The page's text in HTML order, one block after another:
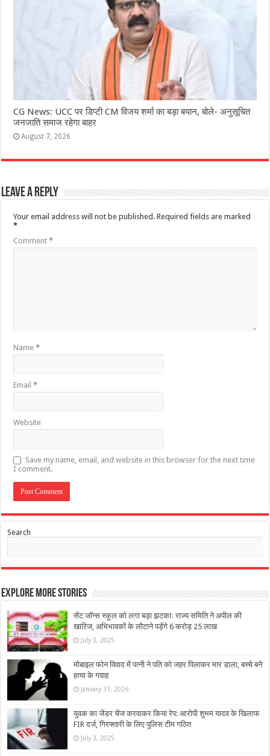
CG News: UCC पर डिप्टी CM विजय शर्मा का बड़ा बयान, बोले- अनुसूचित
जनजाति समाज रहेगा बाहर
August 7, 2026
Leave a Reply
Your email address will not be published. Required fields are marked
*
Comment*
Name*
Email*
Website
Save my name, email, and website in this browser for the next time
I comment.
Search
Explore More Stories
सेंट जॉन्स स्कूल को लगा बड़ा झटकाः राज्य समिति ने अपील की
खारिज, अभिभावकों के लौटाने पड़ेंगे 6 करोड़ 25 लाख
July 3, 2025
मोबाइल फोन विवाद में पत्नी ने पति को जहर पिलाकर मार डाला, बच्चे बने
हत्या के गवाह
January 31, 2026
युवक का जेंडर चेंज करवाकर किया रेप: आरोपी शुभम यादव के खिलाफ
FIR दर्ज, गिरफ्तारी के लिए पुलिस टीम गठित
July 3, 2025